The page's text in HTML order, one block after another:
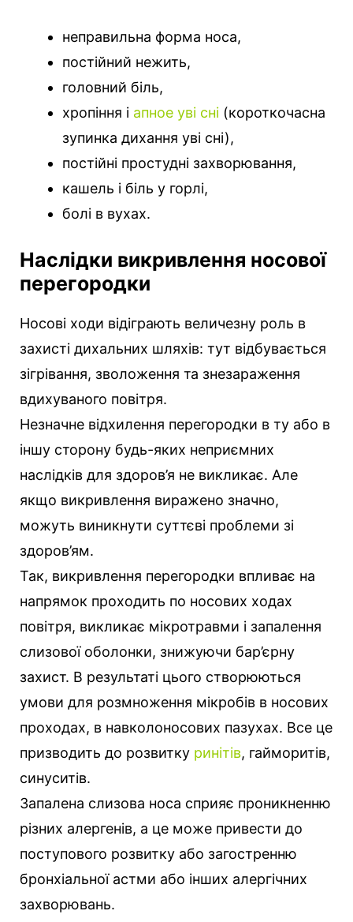
неправильна форма носа,
постійний нежить,
головний біль,
хропіння і апное уві сні (короткочасна
зупинка дихання уві сні),
постійні простудні захворювання,
кашель і біль у горлі,
болі в вухах.
Наслідки викривлення носової
перегородки
Носові ходи відіграють величезну роль в
захисті дихальних шляхів: тут відбувається
зігрівання, зволоження та знезараження
вдихуваного повітря.
Незначне відхилення перегородки в ту або в
іншу сторону будь-яких неприємних
наслідків для здоров’я не викликає. Але
якщо викривлення виражено значно,
можуть виникнути суттєві проблеми зі
здоров’ям.
Так, викривлення перегородки впливає на
напрямок проходить по носових ходах
повітря, викликає мікротравми і запалення
слизової оболонки, знижуючи бар’єрну
захист. В результаті цього створюються
умови для розмноження мікробів в носових
проходах, в навколоносових пазухах. Все це
призводить до розвитку ринітів, гайморитів,
синуситів.
Запалена слизова носа сприяє проникненню
різних алергенів, а це може привести до
поступового розвитку або загостренню
бронхіальної астми або інших алергічних
захворювань.